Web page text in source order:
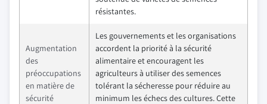
résistantes.
Augmentation
des
préoccupations
en matière de
sécurité
Les gouvernements et les organisations
accordent la priorité à la sécurité
alimentaire et encouragent les
agriculteurs à utiliser des semences
tolérant la sécheresse pour réduire au
minimum les échecs des cultures. Cette